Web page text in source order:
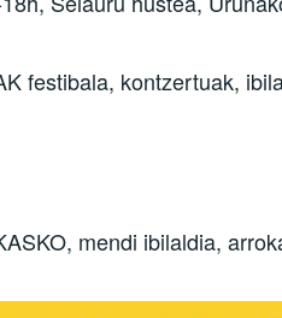
festibala, kontzertuak,
mendi ibilaldia,